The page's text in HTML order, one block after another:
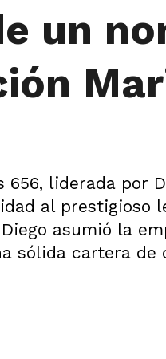
un
liderada por
al prestigioso
asumió la
sólida cartera de